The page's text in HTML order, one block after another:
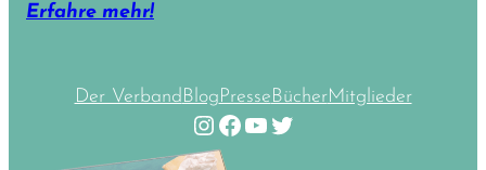
Erfahre mehr!
Der VerbandBlogPresseBücherMitglieder
Instagram Facebook YouTube Twitter